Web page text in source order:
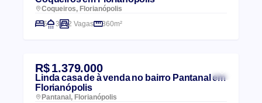
Coqueiros, Florianópolis
5
3 2 Vagas 360m²
R$ 1.379.000
Linda casa de à venda no bairro Pantanal em
Florianópolis
Pantanal, Florianópolis